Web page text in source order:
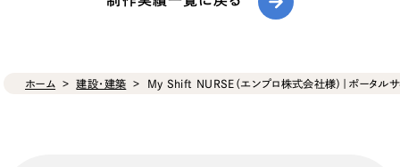
ホーム 建設・建築 My Shift NURSE（エンプロ株式会社様）｜ポータルサ